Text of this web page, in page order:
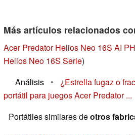
Más artículos relacionados
Acer Predator Helios Neo 16S AI
Helios Neo 16S Serie)
Análisis
•
¿Estrella fugaz o
portátil para juegos Acer Predator ...
Portátiles similares deotros